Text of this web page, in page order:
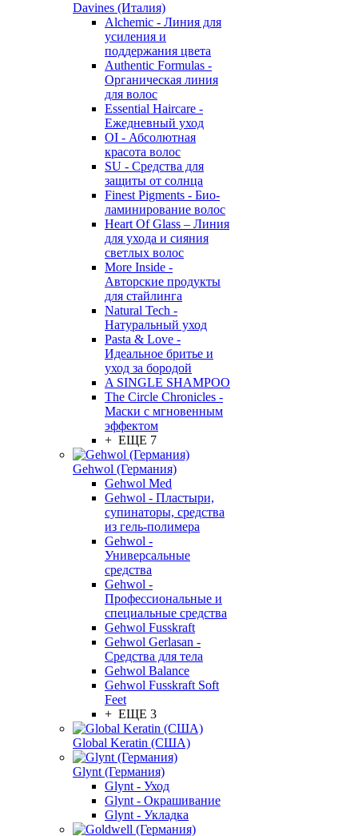
Davines (Италия)
Alchemic - Линия для
усиления и
поддержания цвета
Authentic Formulas -
Органическая линия
для волос
Essential Haircare -
Eжедневный уход
OI - Абсолютная
красота волос
SU - Средства для
защиты от солнца
Finest Pigments - Био-
ламинирование волос
Heart Of Glass – Линия
для ухода и сияния
светлых волос
More Inside -
Авторские продукты
для стайлинга
Natural Tech -
Натуральный уход
Pasta & Love -
Идеальное бритье и
уход за бородой
A SINGLE SHAMPOO
The Circle Chronicles -
Маски с мгновенным
эффектом
+ ЕЩЕ 7
Gehwol (Германия)
Gehwol Med
Gehwol - Пластыри,
супинаторы, средства
из гель-полимера
Gehwol -
Универсальные
средства
Gehwol -
Профессиональные и
специальные средства
Gehwol Fusskraft
Gehwol Gerlasan -
Средства для тела
Gehwol Balance
Gehwol Fusskraft Soft
Feet
+ ЕЩЕ 3
Global Keratin (США)
Glynt (Германия)
Glynt - Уход
Glynt - Окрашивание
Glynt - Укладка